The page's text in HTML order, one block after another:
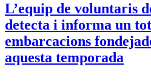
L’equip de voluntaris
detecta i informa un
embarcacions
aquesta temporada